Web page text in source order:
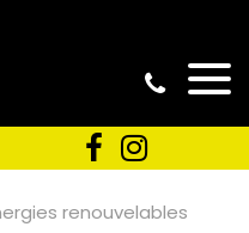
renouvelables